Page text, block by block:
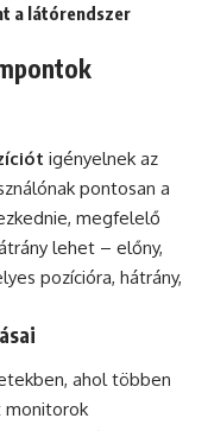
a látórendszer
igényelnek az
pontosan a
megfelelő
lehet – előny,
pozícióra, hátrány,
ahol többen
monitorok